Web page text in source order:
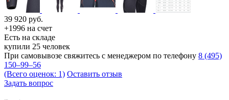
39 920 руб.
+1996 на счет
Есть на складе
купили 25 человек
При самовывозе свяжитесь с менеджером по телефону 8 (495)
150–99–56
(Всего оценок: 1) Оставить отзыв
Задать вопрос